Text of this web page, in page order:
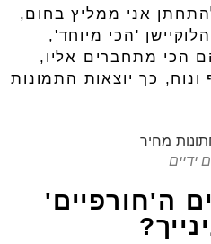
אני ממליץ בחום,
'הכי מיוחד',
הכי מתחברים אליו,
ונוח, כך יוצאות התמונות
ידיים
ה'חורפיים'